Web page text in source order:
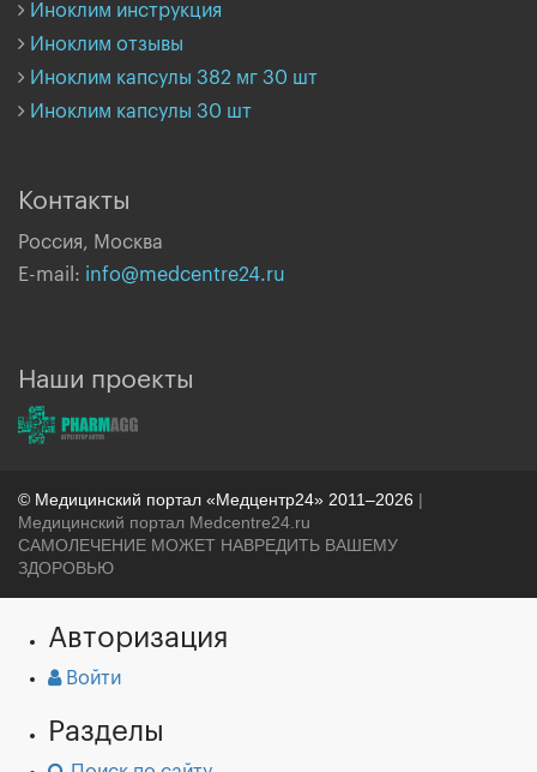
Иноклим инструкция
Иноклим отзывы
Иноклим капсулы 382 мг 30 шт
Иноклим капсулы 30 шт
Контакты
Россия, Москва
E-mail: info@medcentre24.ru
Наши проекты
© Медицинский портал «Медцентр24» 2011–2026 |
Медицинский портал Medcentre24.ru
САМОЛЕЧЕНИЕ МОЖЕТ НАВРЕДИТЬ ВАШЕМУ
ЗДОРОВЬЮ
Авторизация
Войти
Разделы